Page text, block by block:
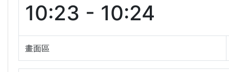
10:23 - 10:24
畫面區